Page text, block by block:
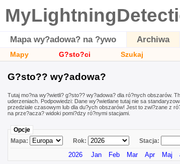
Mapa wy?adowa? na ?ywo Archiwa
Mapy G?sto?ci Szukaj
G?sto?? wy?adowa?
Tutaj mo?na wy?wietli? g?sto?? wy?adowa? dla ró?nych obszarów.
uderzeniach. Podpowiedzi: Dane wy?wietlane tutaj nie sa
przedziale czasowym lub dla du?ych obszarów! Jest to zwi?zane z
na prze?acza? widoki pomi?dzy ró?nymi stacjami.
Opcje
Mapa:
Rok: Stacja:
2026 Jan Feb Mar Apr Maj